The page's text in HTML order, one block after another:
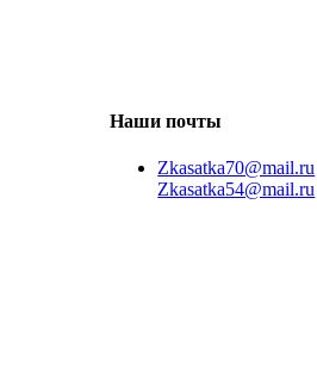
Наши почты
Zkasatka70@mail.ru
Zkasatka54@mail.ru